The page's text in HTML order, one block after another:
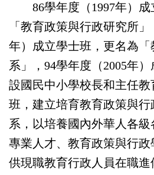
86學年度（1997年）成
「教育政策與行政研究所
年）成立學士班，更名為
系」，94學年度（2005年
設國民中小學校長和主任
班，建立培育教育政策與
系，以培養國內外華人各
專業人才、教育政策與行
供現職教育行政人員在職